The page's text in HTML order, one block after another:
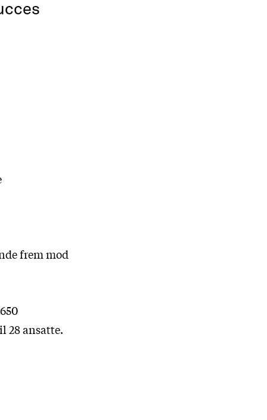
frem mod
28 ansatte.